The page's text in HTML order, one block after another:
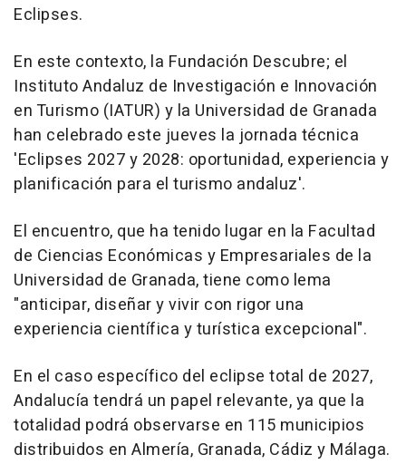
Eclipses.
En este contexto, la Fundación Descubre; el
Instituto Andaluz de Investigación e Innovación
en Turismo (IATUR) y la Universidad de Granada
han celebrado este jueves la jornada técnica
'Eclipses 2027 y 2028: oportunidad, experiencia y
planificación para el turismo andaluz'.
El encuentro, que ha tenido lugar en la Facultad
de Ciencias Económicas y Empresariales de la
Universidad de Granada, tiene como lema
"anticipar, diseñar y vivir con rigor una
experiencia científica y turística excepcional".
En el caso específico del eclipse total de 2027,
Andalucía tendrá un papel relevante, ya que la
totalidad podrá observarse en 115 municipios
distribuidos en Almería, Granada, Cádiz y Málaga.